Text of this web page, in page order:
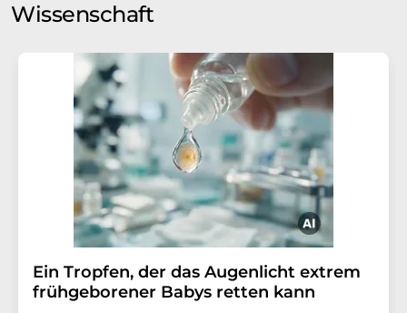
Wissenschaft
Ein Tropfen, der das Augenlicht extrem
frühgeborener Babys retten kann